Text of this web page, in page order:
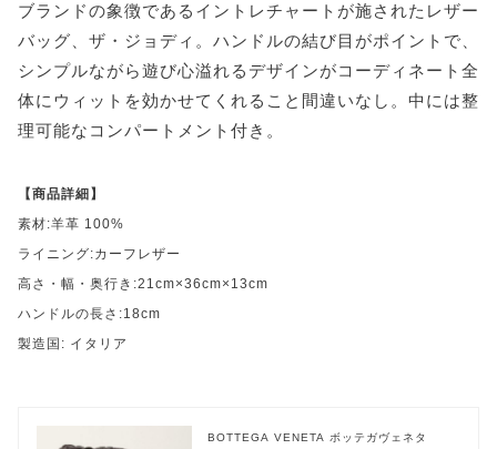
ブランドの象徴であるイントレチャートが施されたレザー
バッグ、ザ・ジョディ。ハンドルの結び目がポイントで、
シンプルながら遊び心溢れるデザインがコーディネート全
体にウィットを効かせてくれること間違いなし。中には整
理可能なコンパートメント付き。
【商品詳細】
素材:羊革 100%
ライニング:カーフレザー
高さ・幅・奥行き:21cm×36cm×13cm
ハンドルの長さ:18cm
製造国: イタリア
BOTTEGA VENETA ボッテガヴェネタ